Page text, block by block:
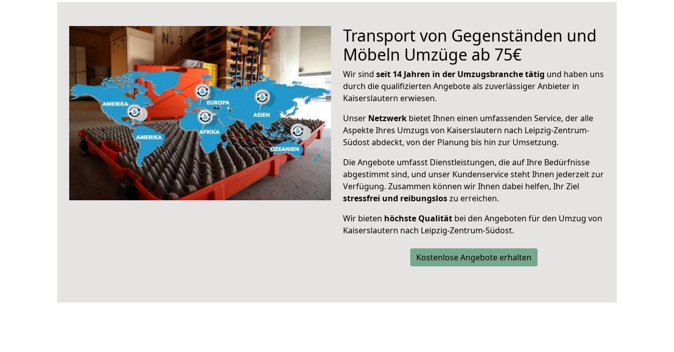
Transport von Gegenständen und
Möbeln Umzüge ab 75€
Wir sind seit 14 Jahren in der Umzugsbranche tätig und haben uns
durch die qualifizierten Angebote als zuverlässiger Anbieter in
Kaiserslautern erwiesen.
Unser Netzwerk bietet Ihnen einen umfassenden Service, der alle
Aspekte Ihres Umzugs von Kaiserslautern nach Leipzig-Zentrum-
Südost abdeckt, von der Planung bis hin zur Umsetzung.
Die Angebote umfasst Dienstleistungen, die auf Ihre Bedürfnisse
abgestimmt sind, und unser Kundenservice steht Ihnen jederzeit zur
Verfügung. Zusammen können wir Ihnen dabei helfen, Ihr Ziel
stressfrei und reibungsloszu erreichen.
Wir bieten höchste Qualität bei den Angeboten für den Umzug von
Kaiserslautern nach Leipzig-Zentrum-Südost.
Kostenlose Angebote erhalten